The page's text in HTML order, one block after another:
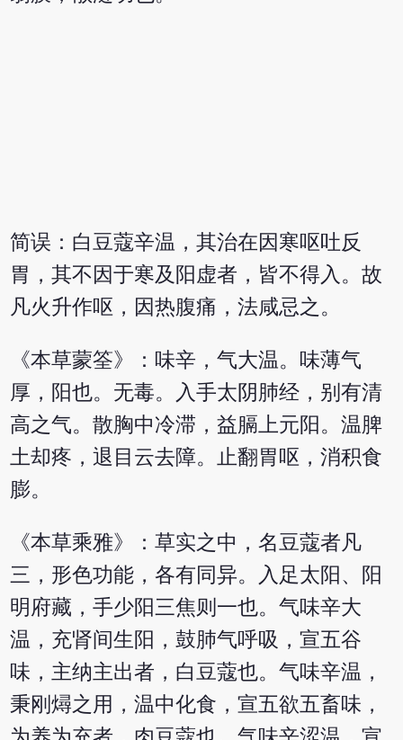
简误：白豆蔻辛温，其治在因寒呕吐反
胃，其不因于寒及阳虚者，皆不得入。故
凡火升作呕，因热腹痛，法咸忌之。
《本草蒙筌》：味辛，气大温。味薄气
厚，阳也。无毒。入手太阴肺经，别有清
高之气。散胸中冷滞，益膈上元阳。温脾
土却疼，退目云去障。止翻胃呕，消积食
膨。
《本草乘雅》：草实之中，名豆蔻者凡
三，形色功能，各有同异。入足太阳、阳
明府藏，手少阳三焦则一也。气味辛大
温，充肾间生阳，鼓肺气呼吸，宣五谷
味，主纳主出者，白豆蔻也。气味辛温，
秉刚燖之用，温中化食，宣五欲五畜味，